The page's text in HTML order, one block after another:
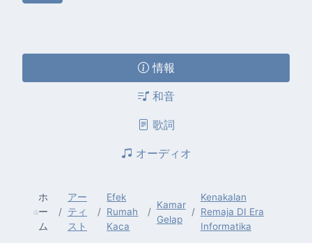
情報
和音
歌詞
オーディオ
ホ
ー
ム
アー
ティ
スト
Efek
Rumah
Kaca
Kamar
Gelap
Kenakalan
Remaja DI Era
Informatika